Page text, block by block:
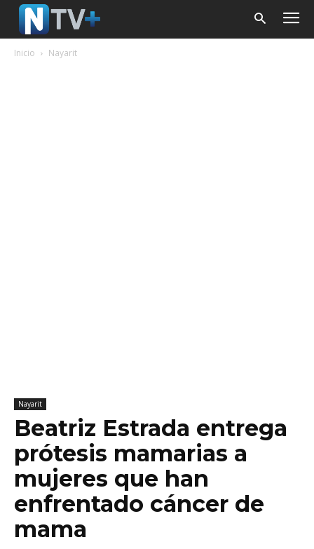
Inicio Nayarit
Nayarit
Beatriz Estrada entrega
prótesis mamarias a
mujeres que han
enfrentado cáncer de
mama